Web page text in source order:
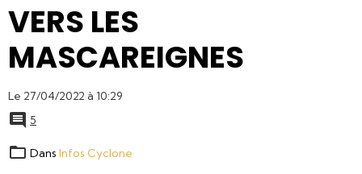
VERS LES
MASCAREIGNES
Le 27/04/2022 à 10:29
5
Dans Infos Cyclone